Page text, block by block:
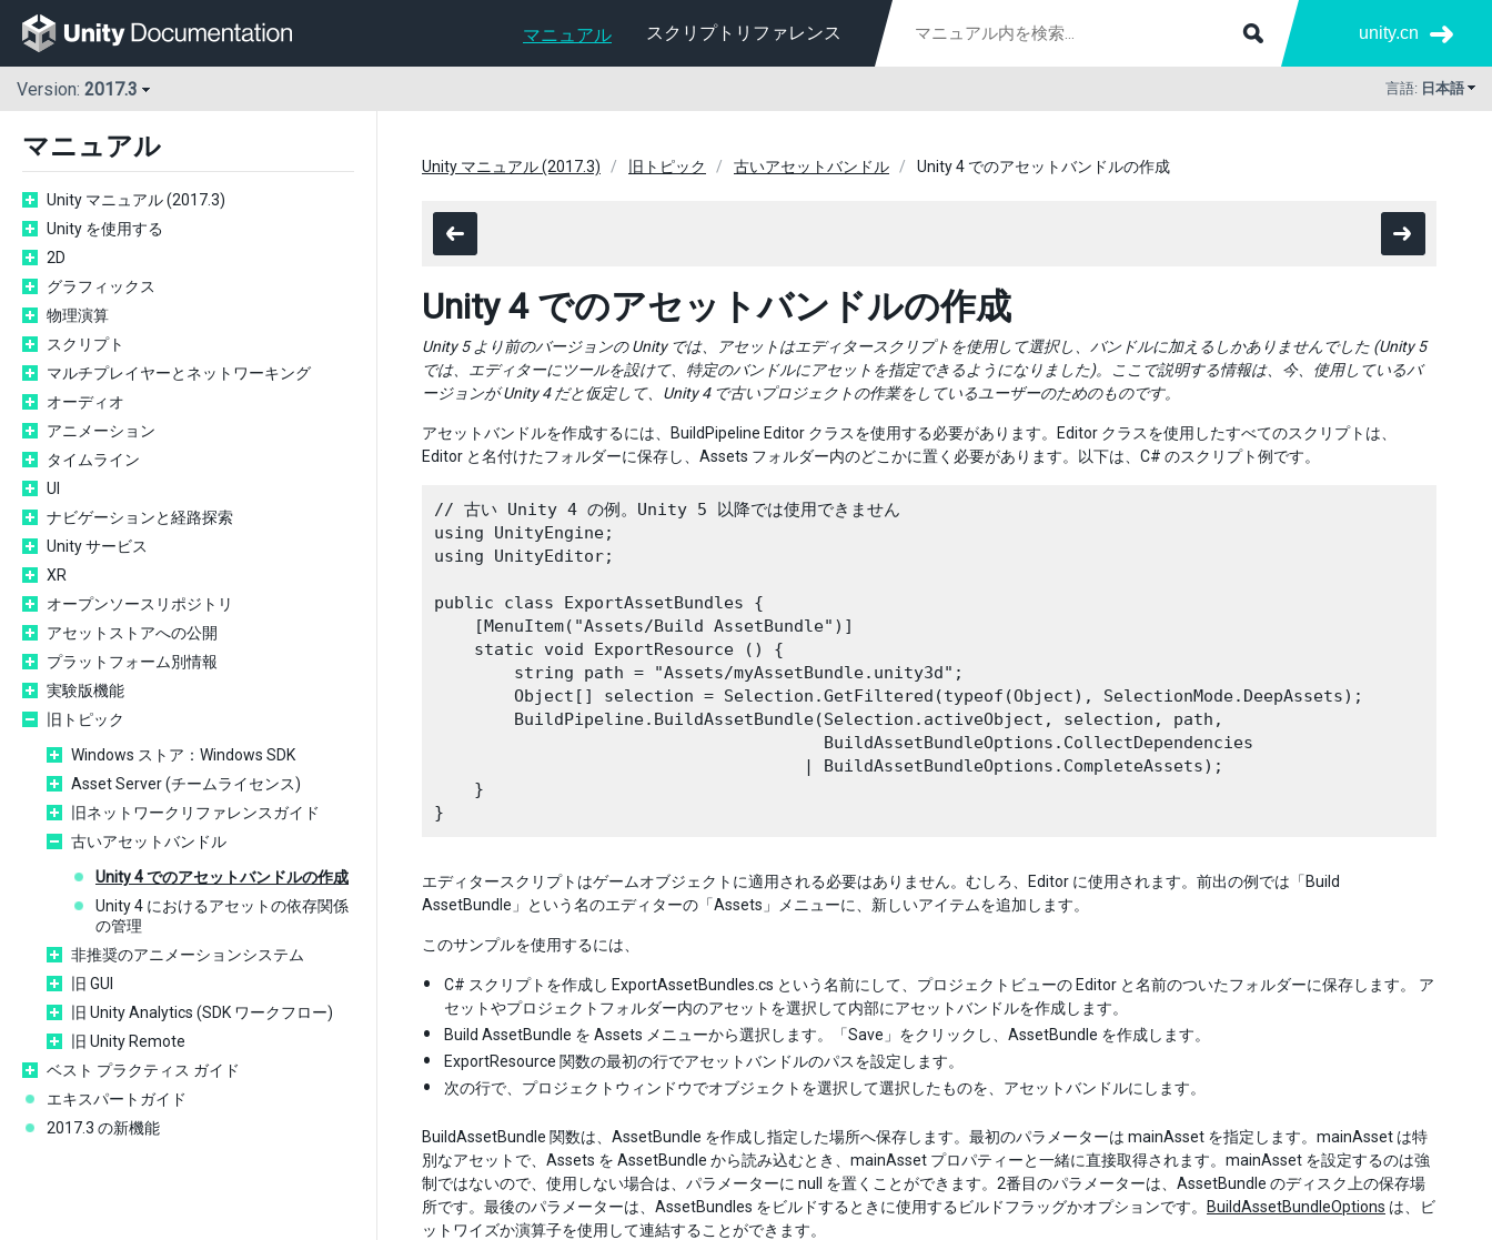
マニュアル スクリプトリファレンス unity.cn
Version: 2017.3 言語: 日本語
マニュアル
Unity マニュアル (2017.3)
Unity を使用する
2D
グラフィックス
物理演算
スクリプト
マルチプレイヤーとネットワーキング
オーディオ
アニメーション
タイムライン
UI
ナビゲーションと経路探索
Unity サービス
XR
オープンソースリポジトリ
アセットストアへの公開
プラットフォーム別情報
実験版機能
旧トピック
Windows ストア：Windows SDK
Asset Server (チームライセンス)
旧ネットワークリファレンスガイド
古いアセットバンドル
Unity 4 でのアセットバンドルの作成
Unity 4 におけるアセットの依存関係
の管理
非推奨のアニメーションシステム
旧 GUI
旧 Unity Analytics (SDK ワークフロー)
旧 Unity Remote
ベスト プラクティス ガイド
エキスパートガイド
2017.3 の新機能
Unity マニュアル (2017.3) 旧トピック 古いアセットバンドル Unity 4 でのアセットバンドルの作成
Unity 4 でのアセットバンドルの作成
Unity 5 より前のバージョンの Unity では、アセットはエディタースクリプトを使用して選択し、バンドルに加えるしかありませんでした (Unity 5
では、エディターにツールを設けて、特定のバンドルにアセットを指定できるようになりました)。ここで説明する情報は、今、使用しているバ
ージョンが Unity 4 だと仮定して、Unity 4 で古いプロジェクトの作業をしているユーザーのためのものです。
アセットバンドルを作成するには、BuildPipeline Editor クラスを使用する必要があります。Editor クラスを使用したすべてのスクリプトは、
Editor と名付けたフォルダーに保存し、Assets フォルダー内のどこかに置く必要があります。以下は、C# のスクリプト例です。
// 古い Unity 4 の例。Unity 5 以降では使用できません
using UnityEngine;
using UnityEditor;
public class ExportAssetBundles {
    [MenuItem("Assets/Build AssetBundle")]
    static void ExportResource () {
        string path = "Assets/myAssetBundle.unity3d";
        Object[] selection = Selection.GetFiltered(typeof(Object), SelectionMode.DeepAssets);
        BuildPipeline.BuildAssetBundle(Selection.activeObject, selection, path,
                                       BuildAssetBundleOptions.CollectDependencies
                                     | BuildAssetBundleOptions.CompleteAssets);
    }
エディタースクリプトはゲームオブジェクトに適用される必要はありません。むしろ、Editor に使用されます。前出の例では「Build
AssetBundle」という名のエディターの「Assets」メニューに、新しいアイテムを追加します。
このサンプルを使用するには、
C# スクリプトを作成し ExportAssetBundles.cs という名前にして、プロジェクトビューの Editor と名前のついたフォルダーに保存します。 ア
セットやプロジェクトフォルダー内のアセットを選択して内部にアセットバンドルを作成します。
Build AssetBundle を Assets メニューから選択します。「Save」をクリックし、AssetBundle を作成します。
ExportResource 関数の最初の行でアセットバンドルのパスを設定します。
次の行で、プロジェクトウィンドウでオブジェクトを選択して選択したものを、アセットバンドルにします。
BuildAssetBundle 関数は、AssetBundle を作成し指定した場所へ保存します。最初のパラメーターは mainAsset を指定します。mainAsset は特
別なアセットで、Assets を AssetBundle から読み込むとき、mainAsset プロパティーと一緒に直接取得されます。mainAsset を設定するのは強
制ではないので、使用しない場合は、パラメーターに null を置くことができます。2番目のパラメーターは、AssetBundle のディスク上の保存場
所です。最後のパラメーターは、AssetBundles をビルドするときに使用するビルドフラッグかオプションです。
BuildAssetBundleOptions は、ビ
ットワイズか演算子を使用して連結することができます。